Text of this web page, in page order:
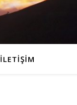
İLETIŞIM